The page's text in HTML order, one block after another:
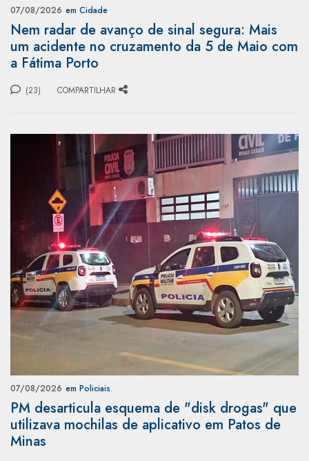
07/08/2026 em Cidade
Nem radar de avanço de sinal segura: Mais
um acidente no cruzamento da 5 de Maio com
a Fátima Porto
(23) COMPARTILHAR
07/08/2026 em Policiais
PM desarticula esquema de "disk drogas" que
utilizava mochilas de aplicativo em Patos de
Minas